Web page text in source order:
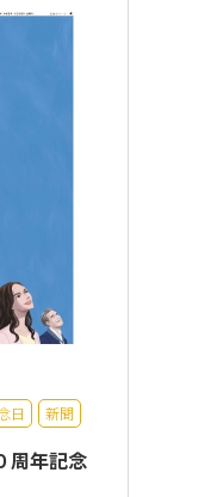
日 新聞
周年記念